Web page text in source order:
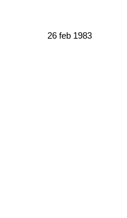
26 feb 1983